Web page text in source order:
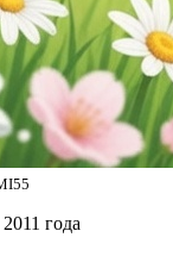
года